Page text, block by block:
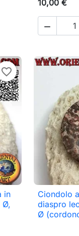
al carrello
10,00 €

favorite_border
in
Ø,

Ciondolo
diaspro
Ø